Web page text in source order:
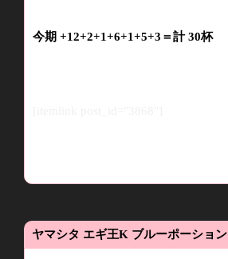
今期 +12+2+1+6+1+5+3＝計 30杯
ヤマシタ エギ王K ブルーポーション